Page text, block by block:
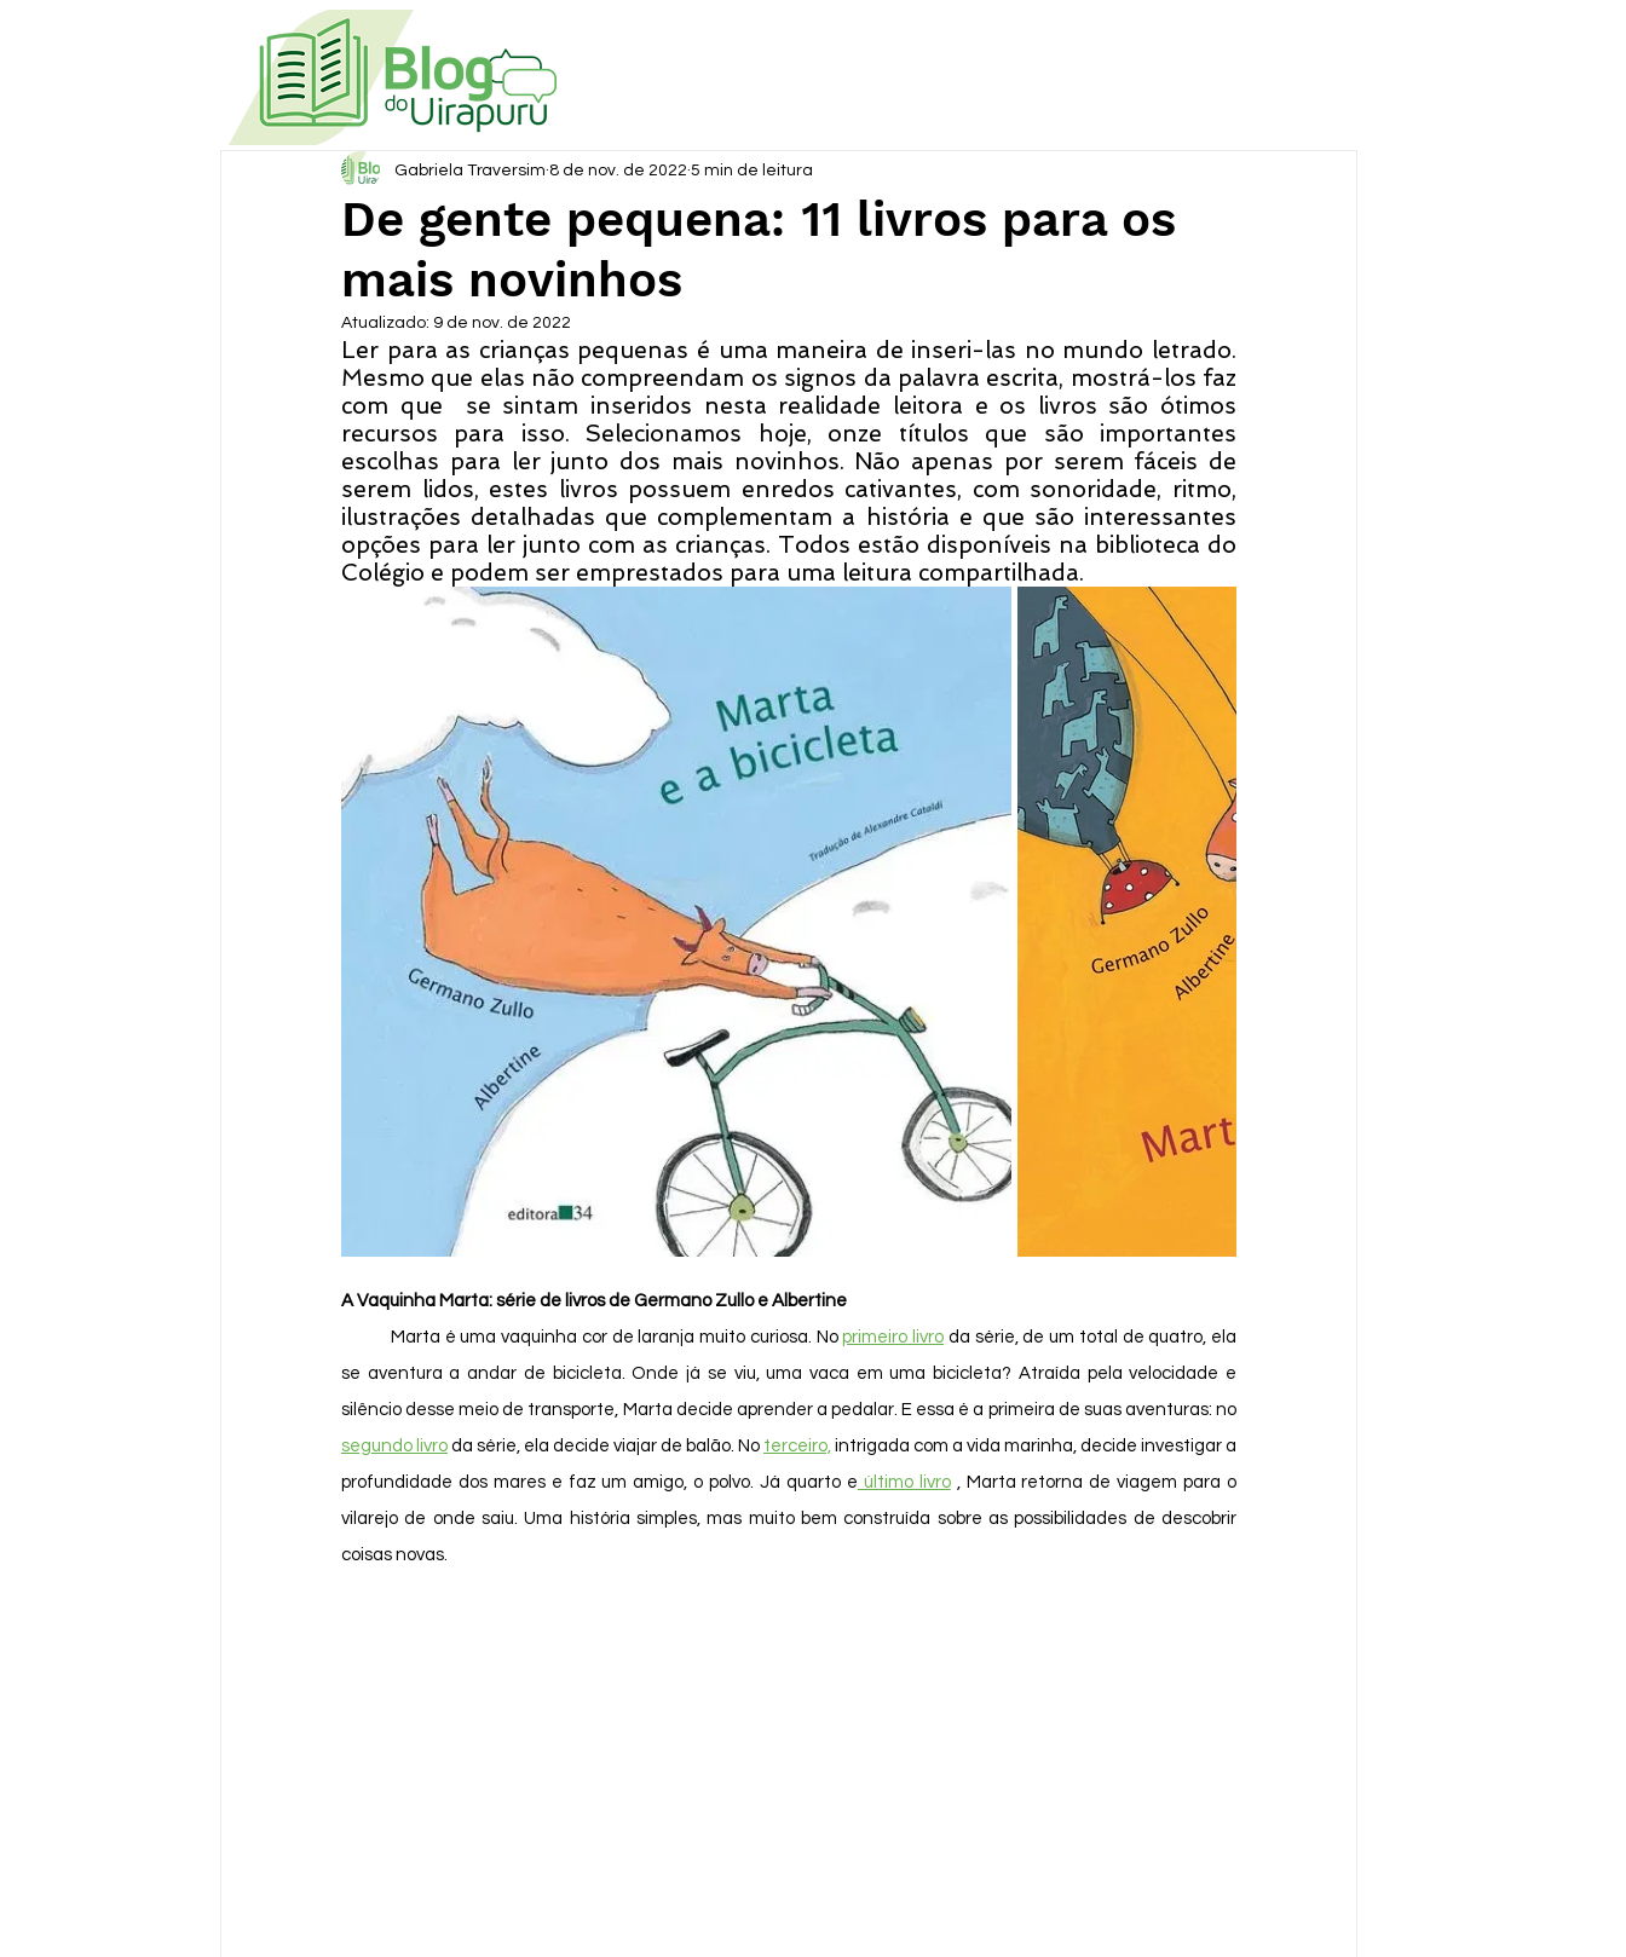
De gente pequena: 11 livros para os
mais novinhos
Gabriela Traversim 8 de nov. de 2022 5 min de leitura
Atualizado: 9 de nov. de 2022
Ler para as crianças pequenas é uma maneira de inseri-las no mundo letrado.
Mesmo que elas não compreendam os signos da palavra escrita, mostrá-los faz
com que  se sintam inseridos nesta realidade leitora e os livros são ótimos
recursos para isso. Selecionamos hoje, onze títulos que são importantes
escolhas para ler junto dos mais novinhos. Não apenas por serem fáceis de
serem lidos, estes livros possuem enredos cativantes, com sonoridade, ritmo,
ilustrações detalhadas que complementam a história e que são interessantes
opções para ler junto com as crianças. Todos estão disponíveis na biblioteca do
Colégio e podem ser emprestados para uma leitura compartilhada.
A Vaquinha Marta: série de livros de Germano Zullo e Albertine
	Marta é uma vaquinha cor de laranja muito curiosa. No
primeiro livro da série, de um total de quatro, ela
se aventura a andar de bicicleta. Onde já se viu, uma vaca em uma bicicleta? Atraída pela velocidade e
segundo livro da série, ela decide viajar de balão. No terceiro, intrigada com a vida marinha, decide investigar a
profundidade dos mares e faz um amigo, o polvo. Já quarto e último livro , Marta retorna de viagem para o
vilarejo de onde saiu. Uma história simples, mas muito bem construída sobre as possibilidades de descobrir
coisas novas.